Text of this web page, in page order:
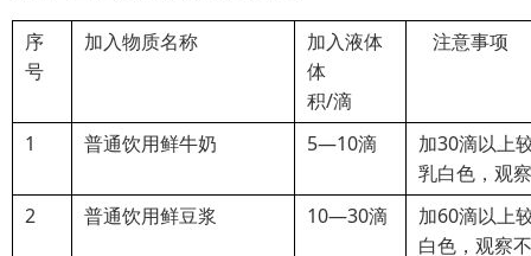
序
号
加入物质名称
加入液体
体
积/滴
注意事项
1 普通饮用鲜牛奶 5—10滴
加30滴以上
乳白色，观
2
普通饮用鲜豆浆 10—30滴
加60滴以上
白色，观察